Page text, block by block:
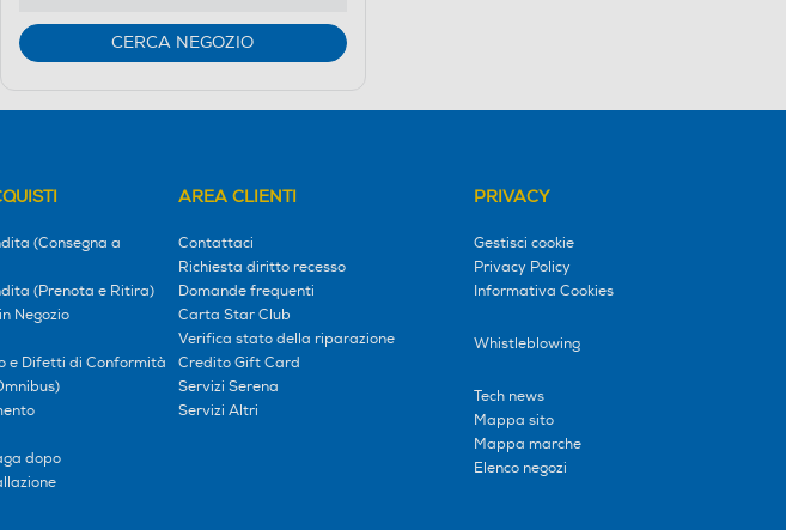
CERCA NEGOZIO
(Consegna a
(Prenota e Ritira)
Negozio
e Difetti di Conformità
dopo
AREA CLIENTI
Contattaci
Richiesta diritto recesso
Domande frequenti
Carta Star Club
Verifica stato della riparazione
Credito Gift Card
Servizi Serena
Servizi Altri
PRIVACY
Gestisci cookie
Privacy Policy
Informativa Cookies
Whistleblowing
Tech news
Mappa sito
Mappa marche
Elenco negozi